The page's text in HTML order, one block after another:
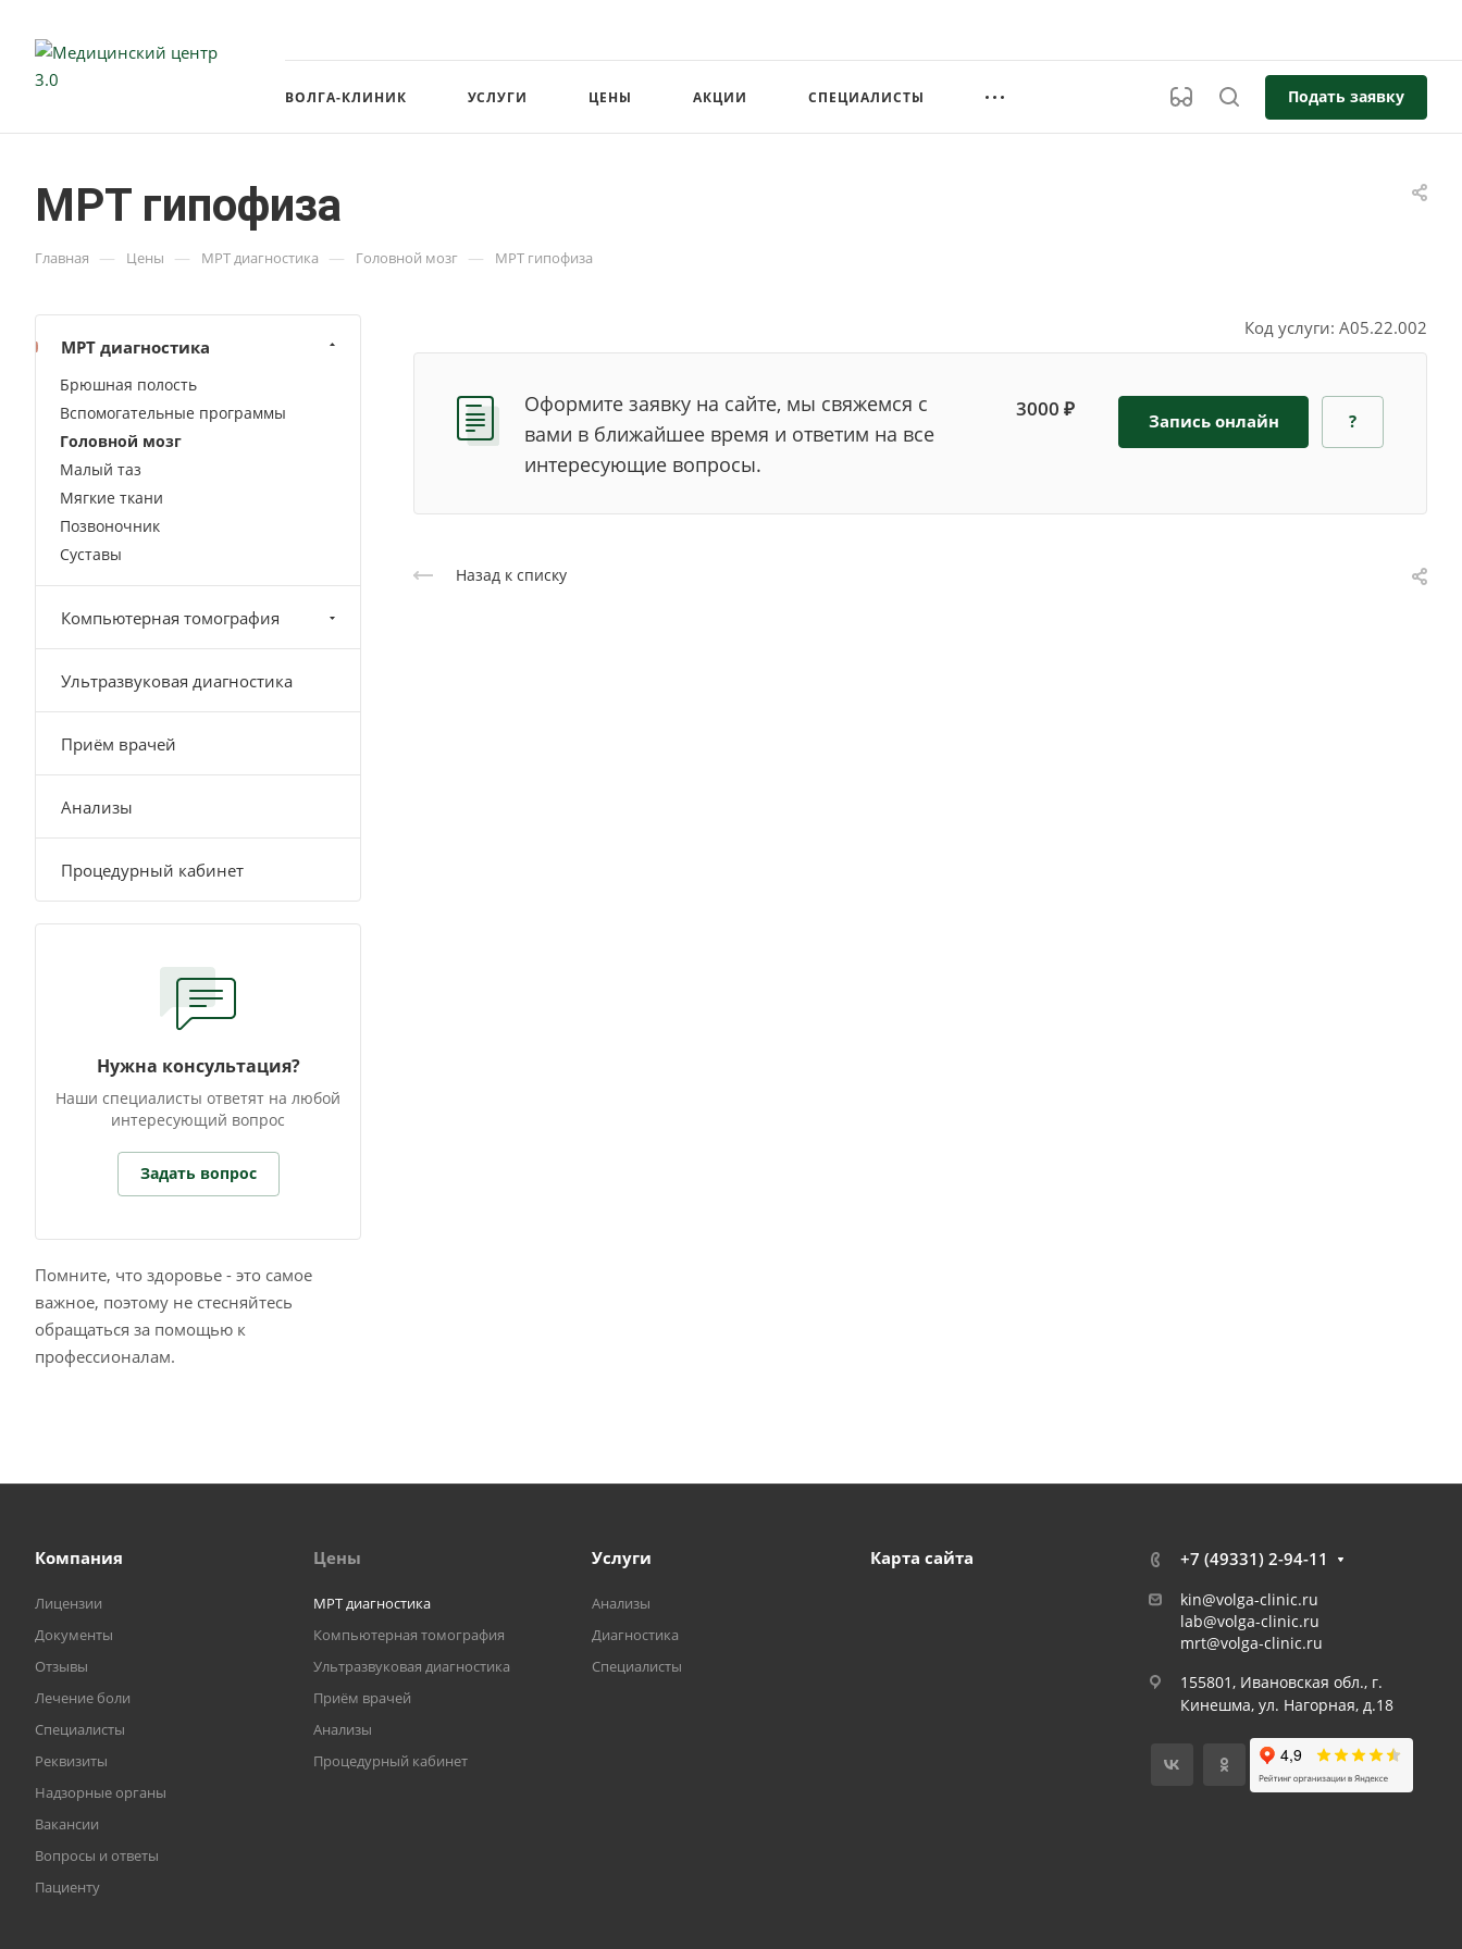
ВОЛГА-КЛИНИК УСЛУГИ ЦЕНЫ АКЦИИ СПЕЦИАЛИСТЫ Подать заявку
МРТ гипофиза
Главная — Цены — МРТ диагностика — Головной мозг — МРТ гипофиза
Код услуги: A05.22.002
Оформите заявку на сайте, мы свяжемся с
вами в ближайшее время и ответим на все
интересующие вопросы.
3000 ₽ Запись онлайн ?
Назад к списку
МРТ диагностика
Брюшная полость
Вспомогательные программы
Головной мозг
Малый таз
Мягкие ткани
Позвоночник
Суставы
Компьютерная томография
Ультразвуковая диагностика
Приём врачей
Анализы
Процедурный кабинет
Нужна консультация?
Наши специалисты ответят на любой
интересующий вопрос
Задать вопрос
Помните, что здоровье - это самое
важное, поэтому не стесняйтесь
обращаться за помощью к
профессионалам.
Компания
Лицензии
Документы
Отзывы
Лечение боли
Специалисты
Реквизиты
Надзорные органы
Вакансии
Вопросы и ответы
Пациенту
Цены
МРТ диагностика
Компьютерная томография
Ультразвуковая диагностика
Приём врачей
Анализы
Процедурный кабинет
Услуги
Анализы
Диагностика
Специалисты
Карта сайта +7 (49331) 2-94-11
kin@volga-clinic.ru
lab@volga-clinic.ru
mrt@volga-clinic.ru
155801, Ивановская обл., г.
Кинешма, ул. Нагорная, д.18